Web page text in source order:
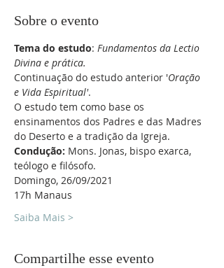
Sobre o evento
Tema do estudo: Fundamentos da Lectio
Divina e prática.
Continuação do estudo anterior 'Oração
e Vida Espiritual'.
O estudo tem como base os
ensinamentos dos Padres e das Madres
do Deserto e a tradição da Igreja.
Condução: Mons. Jonas, bispo exarca,
teólogo e filósofo.
Domingo, 26/09/2021
17h Manaus
Saiba Mais >
Compartilhe esse evento